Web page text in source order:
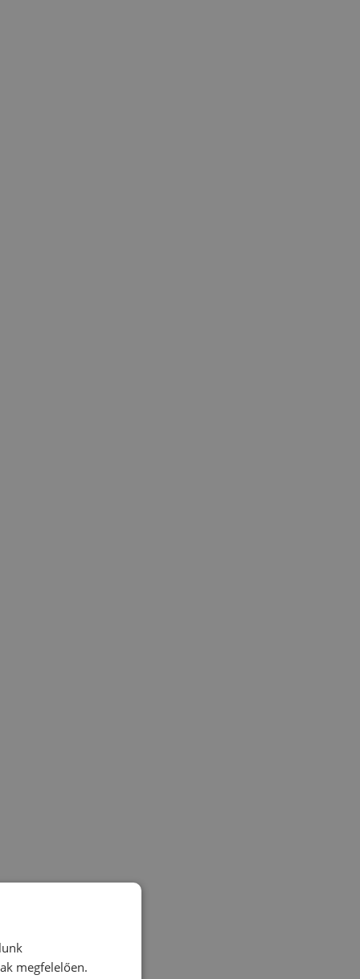
megfelelően.